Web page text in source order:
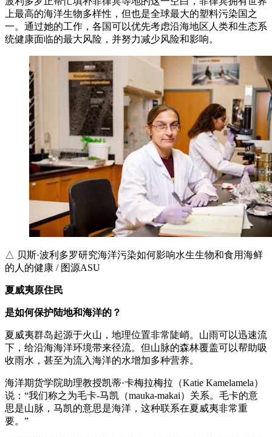
上最高的海洋生物多样性，但也是全球最大的塑料污染国之
一。通过她的工作，各国可以优先考虑沿海地区人类和生态系
统健康面临的最大风险，并努力减少风险和影响。
△ 贝斯·波利多罗研究海洋污染如何影响水生生物和食用海鲜
的人的健康 / 图源ASU
夏威夷原住民
是如何保护陆地和海洋的？
夏威夷群岛起源于火山，地理位置非常陡峭。山雨可以迅速流
下，给沿海海洋环境带来径流。但山脉的森林覆盖可以帮助吸
收雨水，甚至为流入海洋的水增加多种营养。
海洋期货学院助理教授凯蒂·卡梅拉梅拉（Katie Kamelamela）
说：“我们称之为毛卡-马凯（mauka-makai）关系。毛卡的意
思是山脉，马凯的意思是海洋，这种联系在夏威夷非常重
要。”